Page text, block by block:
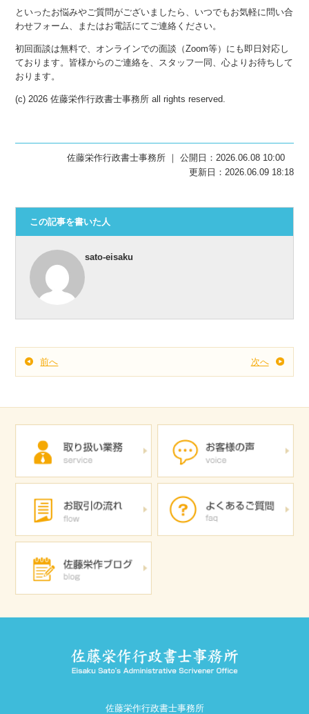
といったお悩みやご質問がございましたら、いつでもお気軽に問い合
わせフォーム、またはお電話にてご連絡ください。
初回面談は無料で、オンラインでの面談（Zoom等）にも即日対応し
ております。皆様からのご連絡を、スタッフ一同、心よりお待ちして
おります。
(c) 2026 佐藤栄作行政書士事務所 all rights reserved.
佐藤栄作行政書士事務所 ｜ 公開日：2026.06.08 10:00
更新日：2026.06.09 18:18
この記事を書いた人
sato-eisaku
前へ 次へ
佐藤栄作行政書士事務所